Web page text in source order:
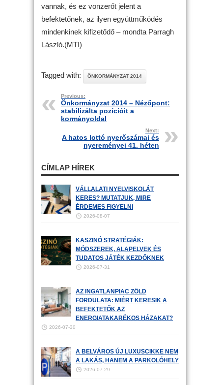
vannak, és ez vonzerőt jelent a
befektetőnek, az ilyen együttműködés
mindenkinek kifizetődő – mondta Parragh
László.(MTI)
Tagged with: ÖNKORMÁNYZAT 2014
Previous:
Önkormányzat 2014 – Nézőpont:
stabilizálta pozícióit a
kormányoldal
Next:
A hatos lottó nyerőszámai és
nyereményei 41. héten
CÍMLAP HÍREK
VÁLLALATI NYELVISKOLÁT
KERES? MUTATJUK, MIRE
ÉRDEMES FIGYELNI
2026-08-07
KASZINÓ STRATÉGIÁK:
MÓDSZEREK, ALAPELVEK ÉS
TUDATOS JÁTÉK KEZDŐKNEK
2026-07-31
AZ INGATLANPIAC ZÖLD
FORDULATA: MIÉRT KERESIK A
BEFEKTETŐK AZ
ENERGIATAKARÉKOS HÁZAKAT?
2026-07-30
A BELVÁROS ÚJ LUXUSCIKKE NEM
A LAKÁS, HANEM A PARKOLÓHELY
2026-07-29